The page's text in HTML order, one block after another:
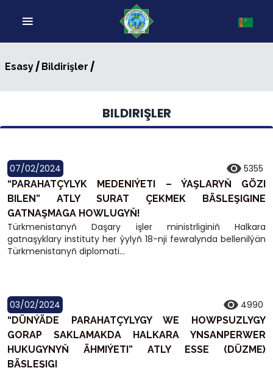
Esasy/ Bildirişler /
BILDIRIŞLER
07/02/2024 5355
“PARAHATÇYLYK MEDENIÝETI – ÝAŞLARYŇ GÖZI
BILEN” ATLY SURAT ÇEKMEK BÄSLEŞIGINE
GATNAŞMAGA HOWLUGYŇ!
Türkmenistanyň Daşary işler ministrliginiň Halkara
gatnaşyklary instituty her ýylyň 18-nji fewralynda bellenilýän
Türkmenistanyň diplomati...
03/02/2024 4990
“DÜNÝÄDE PARAHATÇYLYGY WE HOWPSUZLYGY
GORAP SAKLAMAKDA HALKARA YNSANPERWER
HUKUGYNYŇ ÄHMIÝETI” ATLY ESSE (DÜZME)
BÄSLEŞIGI